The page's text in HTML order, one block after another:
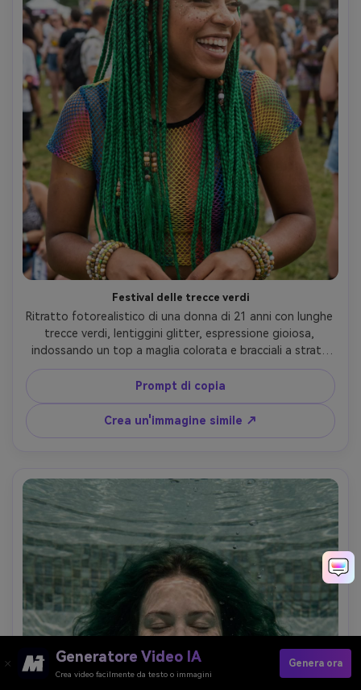
Festival delle trecce verdi
Ritratto fotorealistico di una donna di 21 anni con lunghe
trecce verdi, lentiggini glitter, espressione gioiosa,
indossando un top a maglia colorata e bracciali a strati,
sfondo del festival all'aperto con il sole, luce brillante di
mezzogiorno ammorbidito dalla diffusione, Sony A7R IV,
85mm f/1.4, medio primo piano, umore festivo vivace,
struttura realistica della pelle, dettaglio della treccia
fresca, alta risoluzione- -ar 4:5
Prompt di copia
Crea un'immagine simile ↗
Generatore Video IA
Crea video facilmente da testo o immagini
Genera ora